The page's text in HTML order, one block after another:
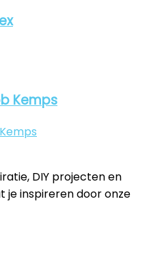
Kemps
DIY projecten en
je inspireren door onze